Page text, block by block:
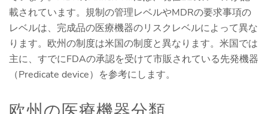
載されています。規制の管理レベルやMDRの要求事項の
レベルは、完成品の医療機器のリスクレベルによって異な
ります。欧州の制度は米国の制度と異なります。米国では
主に、すでにFDAの承認を受けて市販されている先発機器
（Predicate device）を参考にします。